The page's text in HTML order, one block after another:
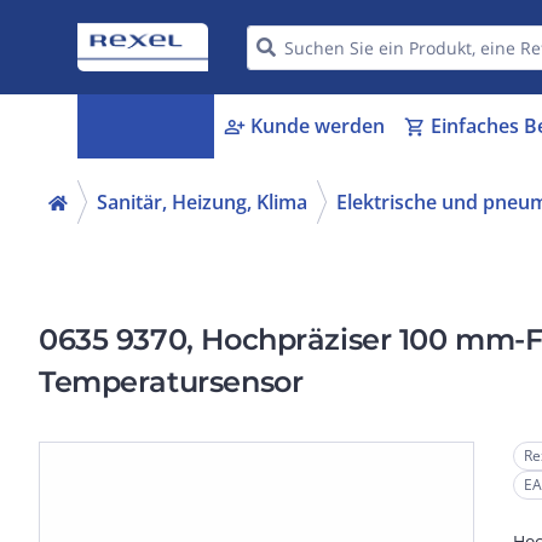
person_add Kunde werden shopping_cart Einfaches
Sanitär, Heizung, Klima Elektrische und
0635 9370, Hochpräziser 100
Temperatursensor